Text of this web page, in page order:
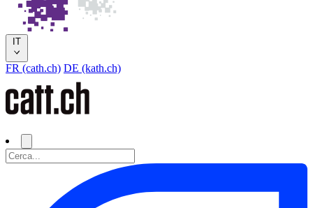
IT
FR (cath.ch) DE (kath.ch)